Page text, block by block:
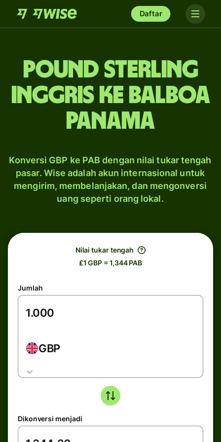
Daftar
pound sterling
Inggris ke balboa
Panama
Konversi GBP ke PAB dengan nilai tukar tengah
pasar. Wise adalah akun internasional untuk
mengirim, membelanjakan, dan mengonversi
uang seperti orang lokal.
Nilai tukar tengah
£1 GBP = 1,344 PAB
Jumlah
GBP
Dikonversi menjadi